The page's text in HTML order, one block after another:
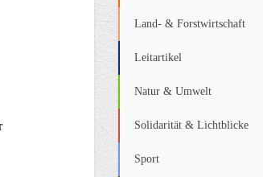
Land- & Forstwirtschaft
Leitartikel
Natur & Umwelt
Solidarität & Lichtblicke
Sport